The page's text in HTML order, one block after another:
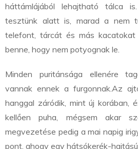
háttámlájából lehajtható tálca
tesztünk alatt is, marad a nem
telefont, tárcát és más
benne, hogy nem potyognak le.
Minden puritánsága ellenére
vannak ennek a furgonnak. Az
hanggal záródik, mint új korában,
kellően puha, mégsem akar
megvezetése pedig a mai napig
pont, ahogy egy hátsókerék-